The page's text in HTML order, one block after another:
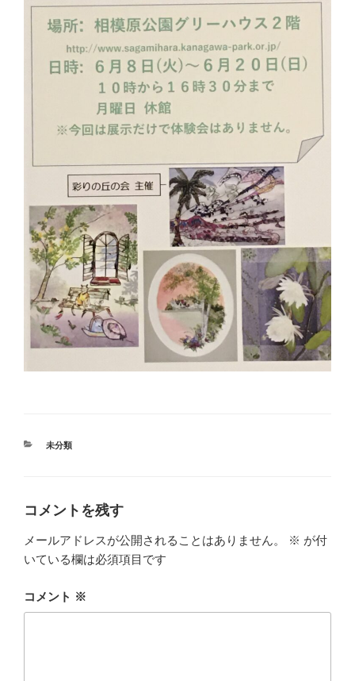
カ
未分類
コメントを残す
メールアドレスが公開されることはありません。 ※ が付
いている欄は必須項目です
コメント ※